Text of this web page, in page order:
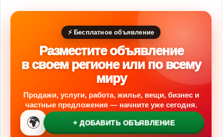
⚡ Бесплатное объявление
Разместите объявление
в своем регионе или по всему
миру
Продажи, услуги, работа, жилье, вещи, бизнес и
частные предложения — начните уже сегодня.
🌍 + ДОБАВИТЬ ОБЪЯВЛЕНИЕ